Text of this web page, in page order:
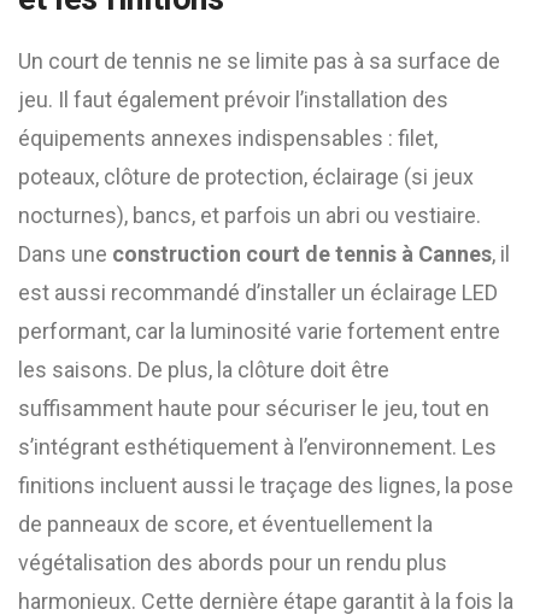
Un court de tennis ne se limite pas à sa surface de
jeu. Il faut également prévoir l’installation des
équipements annexes indispensables : filet,
poteaux, clôture de protection, éclairage (si jeux
nocturnes), bancs, et parfois un abri ou vestiaire.
Dans une construction court de tennis à Cannes, il
est aussi recommandé d’installer un éclairage LED
performant, car la luminosité varie fortement entre
les saisons. De plus, la clôture doit être
suffisamment haute pour sécuriser le jeu, tout en
s’intégrant esthétiquement à l’environnement. Les
finitions incluent aussi le traçage des lignes, la pose
de panneaux de score, et éventuellement la
végétalisation des abords pour un rendu plus
harmonieux. Cette dernière étape garantit à la fois la